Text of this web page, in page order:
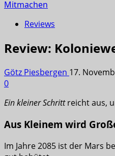
Mitmachen
Reviews
Review:
Götz Piesbergen 17.
0
Ein kleiner Schrittreicht aus,
Aus Kleinem wird
Im Jahre 2085 ist der Mars